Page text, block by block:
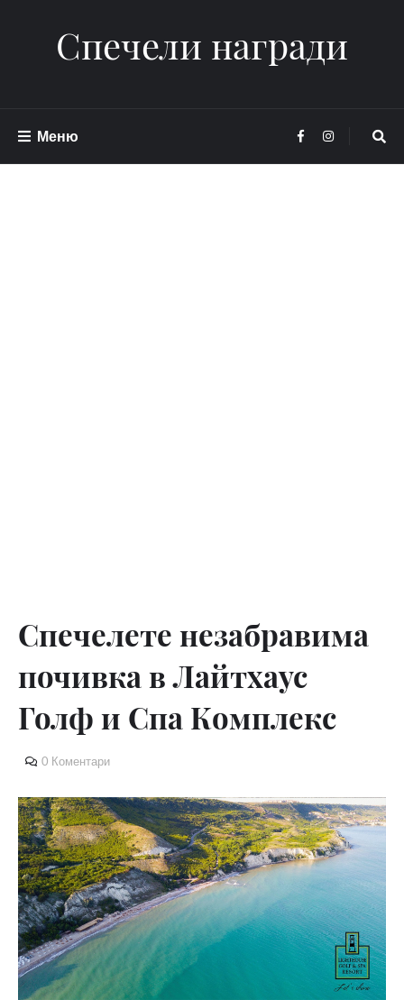
Спечели награди
Меню
Спечелете незабравима
почивка в Лайтхаус
Голф и Спа Комплекс
0 Коментари